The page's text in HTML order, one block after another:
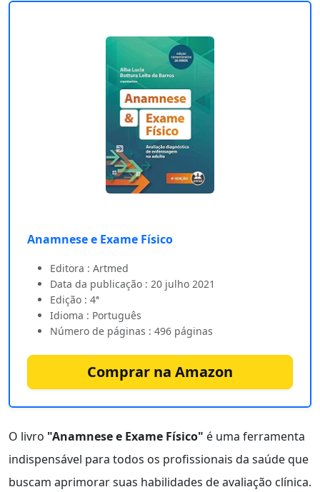
Anamnese e Exame Físico
Editora : Artmed
Data da publicação : 20 julho 2021
Edição : 4ª
Idioma : Português
Número de páginas : 496 páginas
Comprar na Amazon
O livro "Anamnese e Exame Físico" é uma ferramenta
indispensável para todos os profissionais da saúde que
buscam aprimorar suas habilidades de avaliação clínica.